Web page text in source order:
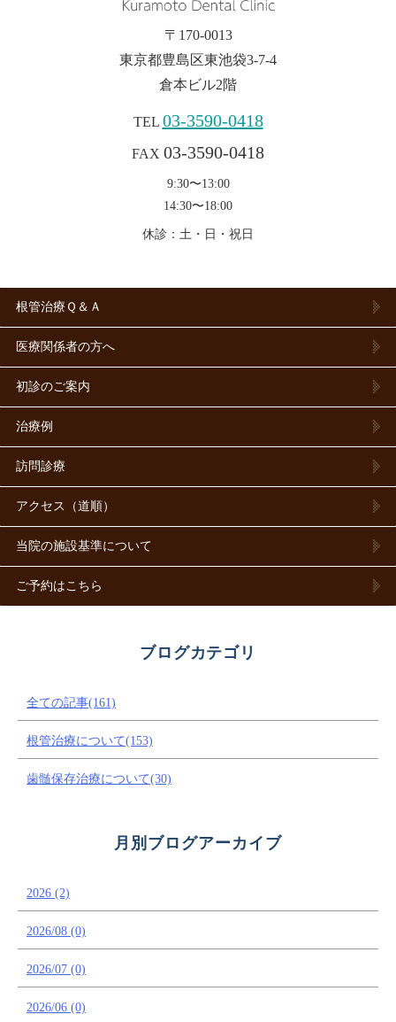
〒170-0013
東京都豊島区東池袋3-7-4
倉本ビル2階
TEL 03-3590-0418
FAX 03-3590-0418
9:30〜13:00
14:30〜18:00
休診：土・日・祝日
根管治療Ｑ＆Ａ
医療関係者の方へ
初診のご案内
治療例
訪問診療
アクセス（道順）
当院の施設基準について
ご予約はこちら
ブログカテゴリ
全ての記事(161)
根管治療について(153)
歯髄保存治療について(30)
月別ブログアーカイブ
2026 (2)
2026/08 (0)
2026/07 (0)
2026/06 (0)